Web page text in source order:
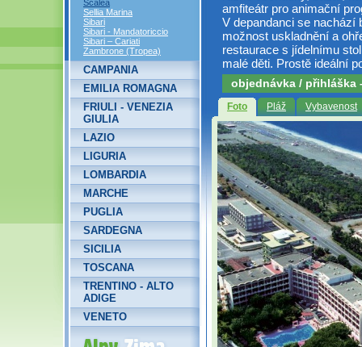
amfiteátr pro animační
V depandanci se nachází
možnost uskladnění a
restaurace s jídelnímu
malé děti. Prostě ideální
objednávka / přihláška
Foto Pláž Vybavenost
Scalea
Sellia Marina
Sibari
Sibari - Mandatoriccio
Sibari – Cariati
Zambrone (Tropea)
CAMPANIA
EMILIA ROMAGNA
FRIULI - VENEZIA
GIULIA
LAZIO
LIGURIA
LOMBARDIA
MARCHE
PUGLIA
SARDEGNA
SICILIA
TOSCANA
TRENTINO - ALTO
ADIGE
VENETO
Alpy Zima